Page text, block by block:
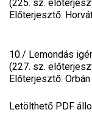
(225. sz.
Előterjesztő:
10./ Lemondás
(227. sz.
Előterjesztő:
Letölthető PDF